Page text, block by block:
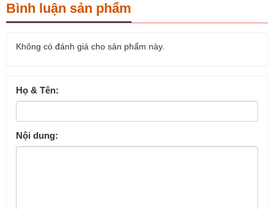
Bình luận sản phẩm
Không có đánh giá cho sản phẩm này.
Họ & Tên:
Nội dung: